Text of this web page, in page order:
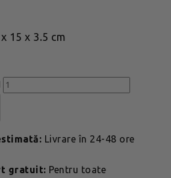
15 x 3.5 cm
Livrare în 24-48 ore
gratuit: Pentru toate